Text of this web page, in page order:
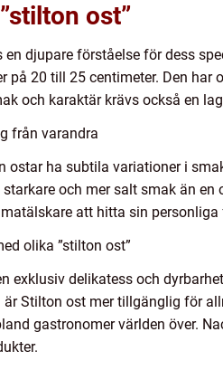
ost”
djupare förståelse för dess
på 20 till 25 centimeter. Den
och karaktär krävs också en
från varandra
ha subtila variationer i
och mer salt smak än
att hitta sin personliga
olika ”stilton ost”
delikatess och
Stilton ost mer tillgänglig för
gastronomer världen över.